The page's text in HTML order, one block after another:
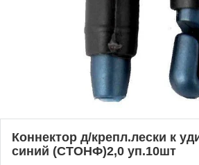
Коннектор д/крепл.лески к
синий (СТОНФ)2,0 уп.10шт